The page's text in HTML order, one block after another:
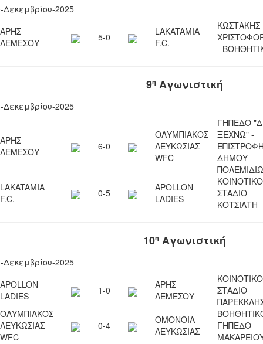
Δεκεμβρίου-2025
ΑΡΗΣ
ΛΕΜΕΣΟΥ
5-0
LAKATAMIA
F.C.
ΚΩΣΤΑΚΗΣ
-
9η Αγωνιστική
Δεκεμβρίου-2025
ΑΡΗΣ
ΛΕΜΕΣΟΥ
6-0
ΟΛΥΜΠΙΑΚΟΣ
ΛΕΥΚΩΣΙΑΣ
WFC
ΓΗΠΕΔΟ
ΞΕΧΝΩ" -
ΔΗΜΟΥ
LAKATAMIA
F.C.
0-5
APOLLON
LADIES
ΚΟΙΝΟΤΙΚΟ
ΣΤΑΔΙΟ
ΚΟΤΣΙΑΤΗ
10η Αγωνιστική
Δεκεμβρίου-2025
APOLLON
LADIES
1-0
ΑΡΗΣ
ΛΕΜΕΣΟΥ
ΚΟΙΝΟΤΙΚΟ
ΣΤΑΔΙΟ
ΟΛΥΜΠΙΑΚΟΣ
ΛΕΥΚΩΣΙΑΣ
WFC
0-4
ΟΜΟΝΟΙΑ
ΛΕΥΚΩΣΙΑΣ
ΓΗΠΕΔΟ